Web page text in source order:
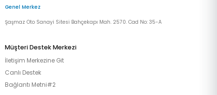
Genel Merkez
Şaşmaz Oto Sanayi Sitesi Bahçekapı Mah. 2570. Cad No: 35-A
Müşteri Destek Merkezi
İletişim Merkezine Git
Canlı Destek
Bağlantı Metni#2